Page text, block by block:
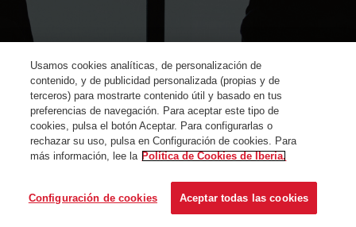
Usamos cookies analíticas, de personalización de
contenido, y de publicidad personalizada (propias y de
terceros) para mostrarte contenido útil y basado en tus
preferencias de navegación. Para aceptar este tipo de
cookies, pulsa el botón Aceptar. Para configurarlas o
rechazar su uso, pulsa en Configuración de cookies. Para
más información, lee la Política de Cookies de Iberia.
Configuración de cookies Aceptar todas las cookies